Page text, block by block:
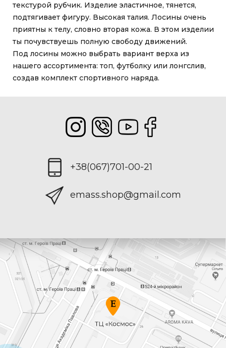
текстурой рубчик. Изделие эластичное, тянется,
подтягивает фигуру. Высокая талия. Лосины очень
приятны к телу, словно вторая кожа. В этом изделии
ты почувствуешь полную свободу движений.
Под лосины можно выбрать вариант верха из
нашего ассортимента: топ, футболку или лонгслив,
создав комплект спортивного наряда.
+38(067)701-00-21
emass.shop@gmail.com